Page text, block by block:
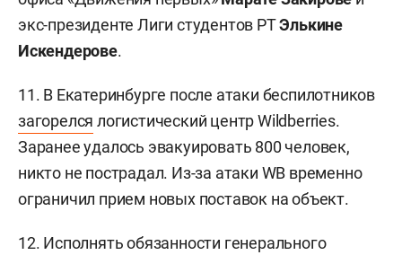
экс-президенте Лиги студентов РТЭлькине
Искендерове.
11. В Екатеринбурге после атаки беспилотников
загорелся логистический центр Wildberries.
Заранее удалось эвакуировать 800 человек,
никто не пострадал. Из-за атаки WB временно
ограничил прием новых поставок на объект.
12. Исполнять обязанности генерального